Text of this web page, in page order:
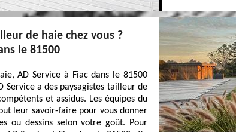
de haie chez vous ?
le 81500
AD Service à Fiac dans le 81500
Service a des paysagistes tailleur de
et assidus. Les équipes du
leur savoir-faire pour vous donner
ou dessins selon votre goût. Pour